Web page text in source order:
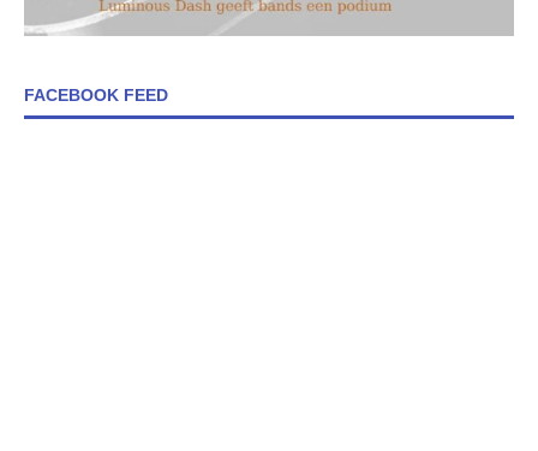
FACEBOOK FEED